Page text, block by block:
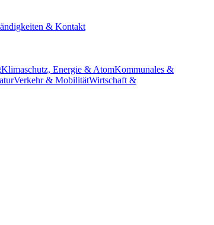
& Kontakt
Klimaschutz, Energie & AtomKommunales &
Verkehr & MobilitätWirtschaft &